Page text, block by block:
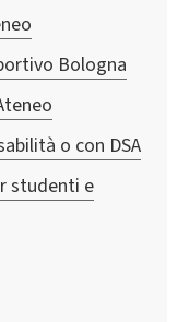
Bologna
o con DSA
studenti e